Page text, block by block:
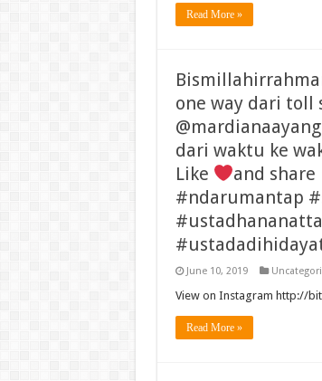
Read More »
one way dari toll
dari waktu ke
Like
and share
#ndarumantap
June 10, 2019
View on Instagram http://
Read More »